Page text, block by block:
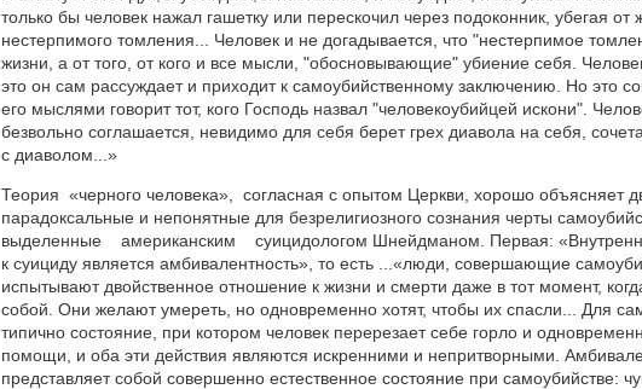
только бы человек нажал гашетку или перескочил через подоконник, убегая от
нестерпимого томления... Человек и не догадывается, что "нестерпимое
жизни, а от того, от кого и все мысли, "обосновывающие" убиение себя.
это он сам рассуждает и приходит к самоубийственному заключению. Но это
его мыслями говорит тот, кого Господь назвал "человекоубийцей искони".
безвольно соглашается, невидимо для себя берет грех диавола на себя,
с диаволом...»
Теория «черного человека», согласная с опытом Церкви, хорошо объясняет
парадоксальные и непонятные для безрелигиозного сознания черты
выделенные американским суицидологом Шнейдманом. Первая:
к суициду является амбивалентность», то есть ...«люди, совершающие
испытывают двойственное отношение к жизни и смерти даже в тот момент,
собой. Они желают умереть, но одновременно хотят, чтобы их спасли... Для
типично состояние, при котором человек перерезает себе горло и
помощи, и оба эти действия являются искренними и непритворными.
представляет собой совершенно естественное состояние при самоубийстве: